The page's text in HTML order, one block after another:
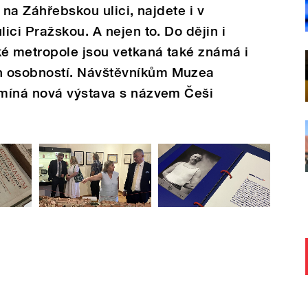
Záhřebskou ulici, najdete i v
Pražskou. A nejen to. Do dějin i
metropole jsou vetkaná také známá i
Návštěvníkům Muzea
nová výstava s názvem Češi